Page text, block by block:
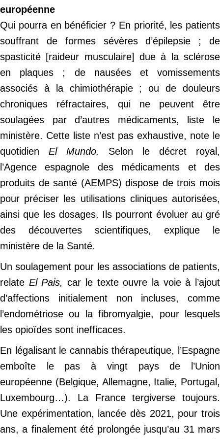
européenne
Qui pourra en bénéficier ? En priorité, les patients
souffrant de formes sévères d’épilepsie ; de
spasticité [raideur musculaire] due à la sclérose
en plaques ; de nausées et vomissements
associés à la chimiothérapie ; ou de douleurs
chroniques réfractaires, qui ne peuvent être
soulagées par d’autres médicaments, liste le
ministère. Cette liste n’est pas exhaustive, note le
quotidien El Mundo.
Selon le décret royal,
l’Agence espagnole des médicaments et des
produits de santé (AEMPS) dispose de trois mois
pour préciser les utilisations cliniques autorisées,
ainsi que les dosages. Ils pourront évoluer au gré
des découvertes scientifiques, explique le
ministère de la Santé.
Un soulagement pour les associations de patients,
relate El Pais, car le texte ouvre la voie à l’ajout
d’affections initialement non incluses, comme
l’endométriose ou la fibromyalgie, pour lesquels
les opioïdes sont inefficaces.
En légalisant le cannabis thérapeutique, l’Espagne
emboîte le pas à vingt pays de l’Union
européenne (Belgique, Allemagne, Italie, Portugal,
Luxembourg…). La France tergiverse toujours.
Une expérimentation, lancée dès 2021, pour trois
ans, a finalement été prolongée jusqu’au 31 mars